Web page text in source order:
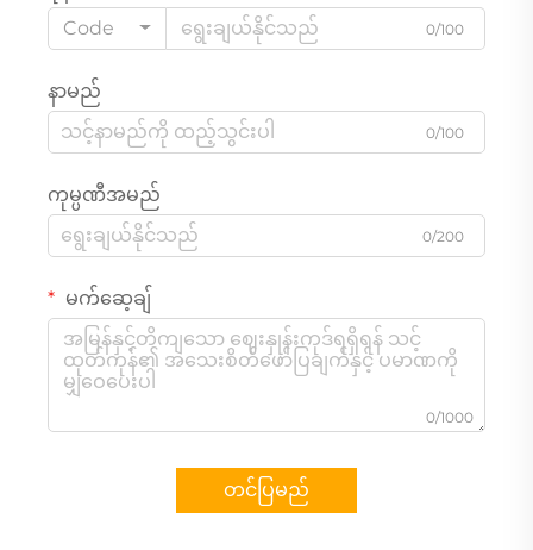
Code
0/100
နာမည်
0/100
ကုမ္ပဏီအမည်
0/200
မက်ဆေ့ချ်
0/1000
တင်ပြမည်